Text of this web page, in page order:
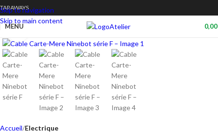
Skip to navigation
Skip to main content
TARAWAYS
MENU Atelier
Cliquez pour agrandir
Accueil Electrique